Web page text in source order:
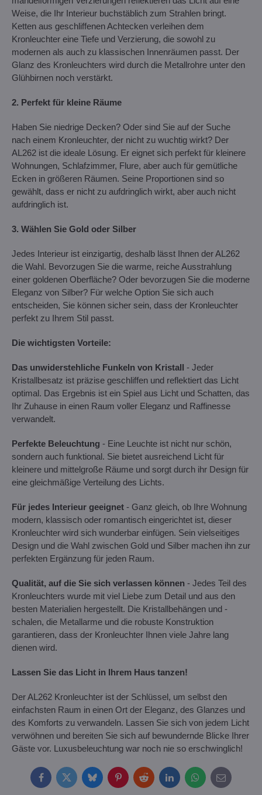
Weise, die Ihr Interieur buchstäblich zum Strahlen bringt.
Ketten aus geschliffenen Achtecken verleihen dem
Kronleuchter eine Tiefe und Verzierung, die sowohl zu
modernen als auch zu klassischen Innenräumen passt. Der
Glanz des Kronleuchters wird durch die Metallrohre unter den
Glühbirnen noch verstärkt.
2. Perfekt für kleine Räume
Haben Sie niedrige Decken? Oder sind Sie auf der Suche
nach einem Kronleuchter, der nicht zu wuchtig wirkt? Der
AL262 ist die ideale Lösung. Er eignet sich perfekt für kleinere
Wohnungen, Schlafzimmer, Flure, aber auch für gemütliche
Ecken in größeren Räumen. Seine Proportionen sind so
gewählt, dass er nicht zu aufdringlich wirkt, aber auch nicht
aufdringlich ist.
3. Wählen Sie Gold oder Silber
Jedes Interieur ist einzigartig, deshalb lässt Ihnen der AL262
die Wahl. Bevorzugen Sie die warme, reiche Ausstrahlung
einer goldenen Oberfläche? Oder bevorzugen Sie die moderne
Eleganz von Silber? Für welche Option Sie sich auch
entscheiden, Sie können sicher sein, dass der Kronleuchter
perfekt zu Ihrem Stil passt.
Die wichtigsten Vorteile:
Das unwiderstehliche Funkeln von Kristall - Jeder
Kristallbesatz ist präzise geschliffen und reflektiert das Licht
optimal. Das Ergebnis ist ein Spiel aus Licht und Schatten, das
Ihr Zuhause in einen Raum voller Eleganz und Raffinesse
verwandelt.
Perfekte Beleuchtung - Eine Leuchte ist nicht nur schön,
sondern auch funktional. Sie bietet ausreichend Licht für
kleinere und mittelgroße Räume und sorgt durch ihr Design für
eine gleichmäßige Verteilung des Lichts.
Für jedes Interieur geeignet - Ganz gleich, ob Ihre Wohnung
modern, klassisch oder romantisch eingerichtet ist, dieser
Kronleuchter wird sich wunderbar einfügen. Sein vielseitiges
Design und die Wahl zwischen Gold und Silber machen ihn zur
perfekten Ergänzung für jeden Raum.
Qualität, auf die Sie sich verlassen können - Jedes Teil des
Kronleuchters wurde mit viel Liebe zum Detail und aus den
besten Materialien hergestellt. Die Kristallbehängen und -
schalen, die Metallarme und die robuste Konstruktion
garantieren, dass der Kronleuchter Ihnen viele Jahre lang
dienen wird.
Lassen Sie das Licht in Ihrem Haus tanzen!
Der AL262 Kronleuchter ist der Schlüssel, um selbst den
einfachsten Raum in einen Ort der Eleganz, des Glanzes und
des Komforts zu verwandeln. Lassen Sie sich von jedem Licht
verwöhnen und bereiten Sie sich auf bewundernde Blicke Ihrer
Gäste vor. Luxusbeleuchtung war noch nie so erschwinglich!
FacebookTwitterBlueskyPinterestRedditLinkedInWhatsApp
E-
mail